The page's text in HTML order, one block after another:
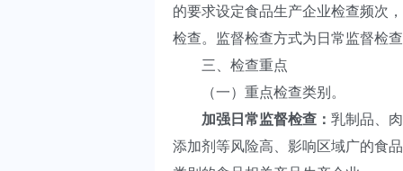
的要求设定食品生产企业检查频次
检查。监督检查方式为日常监督检
三、检查重点
（一）重点检查类别。
加强日常监督检查： 乳制品、
添加剂等风险高、影响区域广的食